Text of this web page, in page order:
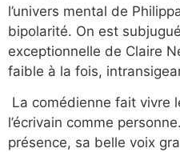
l’univers mental de
bipolarité. On est
exceptionnelle de Claire
faible à la fois,
La comédienne fait vivre
l’écrivain comme
présence, sa belle voix